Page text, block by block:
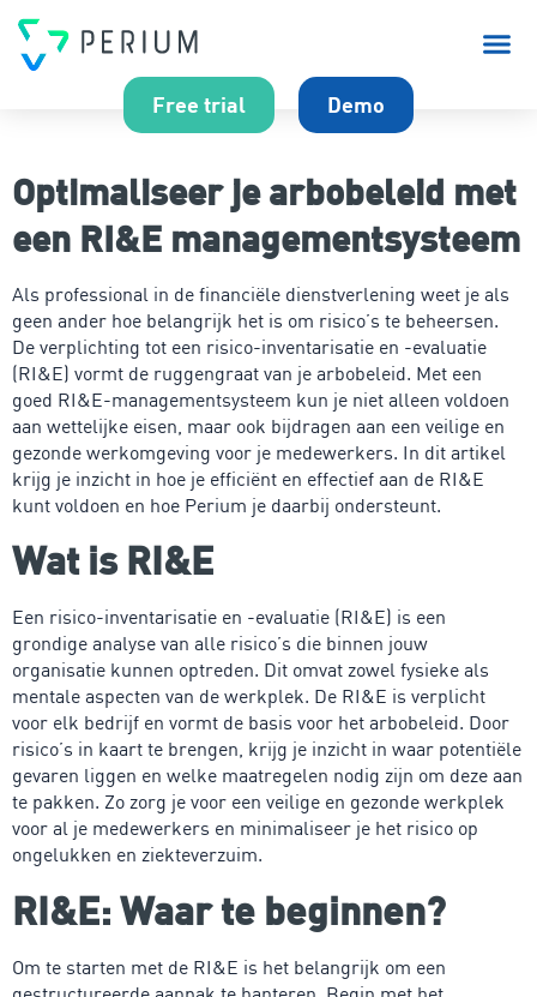
Free trial Demo
Optimaliseer je arbobeleid met
een RI&E managementsysteem
Als professional in de financiële dienstverlening weet je als
geen ander hoe belangrijk het is om risico’s te beheersen.
De verplichting tot een risico-inventarisatie en -evaluatie
(RI&E) vormt de ruggengraat van je arbobeleid. Met een
goed RI&E-managementsysteem kun je niet alleen voldoen
aan wettelijke eisen, maar ook bijdragen aan een veilige en
gezonde werkomgeving voor je medewerkers. In dit artikel
krijg je inzicht in hoe je efficiënt en effectief aan de RI&E
kunt voldoen en hoe Perium je daarbij ondersteunt.
Wat is RI&E
Een risico-inventarisatie en -evaluatie (RI&E) is een
grondige analyse van alle risico’s die binnen jouw
organisatie kunnen optreden. Dit omvat zowel fysieke als
mentale aspecten van de werkplek. De RI&E is verplicht
voor elk bedrijf en vormt de basis voor het arbobeleid. Door
risico’s in kaart te brengen, krijg je inzicht in waar potentiële
gevaren liggen en welke maatregelen nodig zijn om deze aan
te pakken. Zo zorg je voor een veilige en gezonde werkplek
voor al je medewerkers en minimaliseer je het risico op
ongelukken en ziekteverzuim.
RI&E: Waar te beginnen?
Om te starten met de RI&E is het belangrijk om een